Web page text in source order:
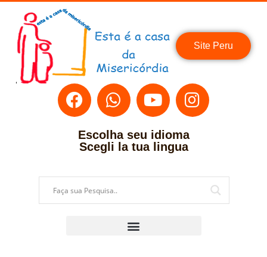
Site Peru
Escolha seu idioma
Scegli la tua lingua